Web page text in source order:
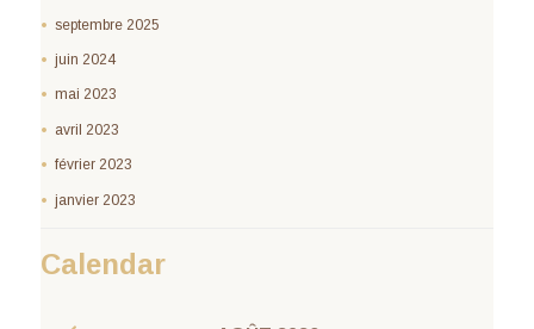
septembre 2025
juin 2024
mai 2023
avril 2023
février 2023
janvier 2023
Calendar